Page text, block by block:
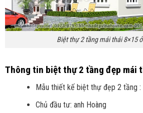
Biệt thự 2 tầng mái thái 8×15
Thông tin biệt thự 2 tầng đẹp mái
Mẫu thiết kế biệt thự đẹp 2 tầng :
Chủ đầu tư: anh Hoàng